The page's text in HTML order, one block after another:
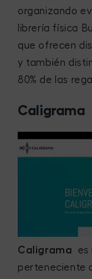
organizando
librería física
que ofrecen
y también
80% de las
Caligrama
Caligrama es
perteneciente